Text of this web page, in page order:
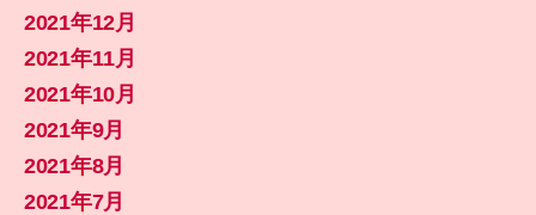
2021年12月
2021年11月
2021年10月
2021年9月
2021年8月
2021年7月